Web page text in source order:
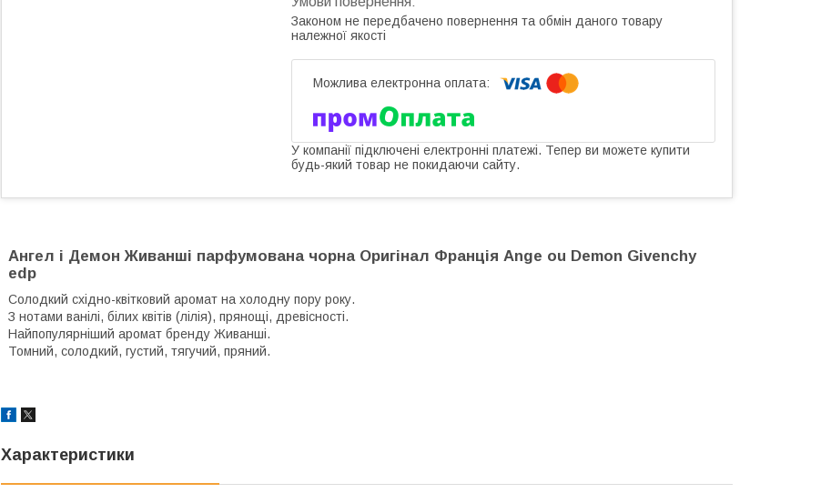
Законом не передбачено повернення та обмін даного товару
належної якості
У компанії підключені електронні платежі. Тепер ви можете купити
будь-який товар не покидаючи сайту.
Ангел і Демон Живанші парфумована чорна Оригінал Франція Ange ou Demon Givenchy
edp
Солодкий східно-квітковий аромат на холодну пору року.
З нотами ванілі, білих квітів (лілія), прянощі, древісності.
Найпопулярніший аромат бренду Живанші.
Томний, солодкий, густий, тягучий, пряний.
Характеристики